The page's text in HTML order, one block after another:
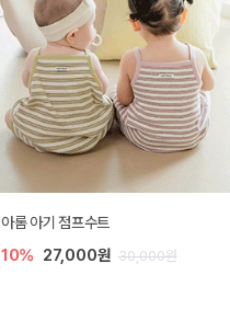
아롬 아기 점프수트
10% 27,000원 30,000원